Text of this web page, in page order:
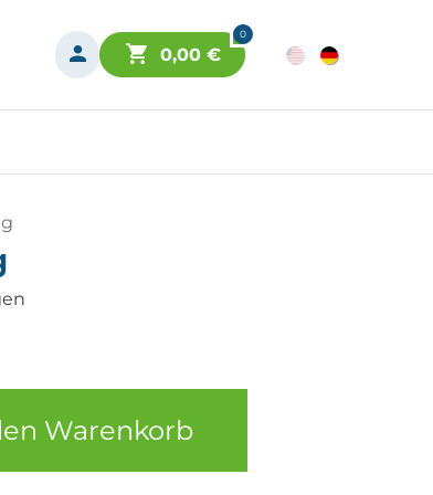
0
0,00€
Warenkorb